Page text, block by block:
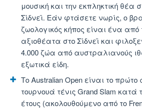
μουσική και την εκπληκτική θέα
Σίδνεϊ. Εάν φτάσετε νωρίς, ο
ζωολογικός κήπος είναι ένα
αξιοθέατα στο Σίδνεϊ και
4.000 ζώα από αυστραλιανούς
εξωτικά είδη.
Το Australian Open είναι το
τουρνουά τένις Grand Slam κατά
έτους (ακολουθούμενο από το